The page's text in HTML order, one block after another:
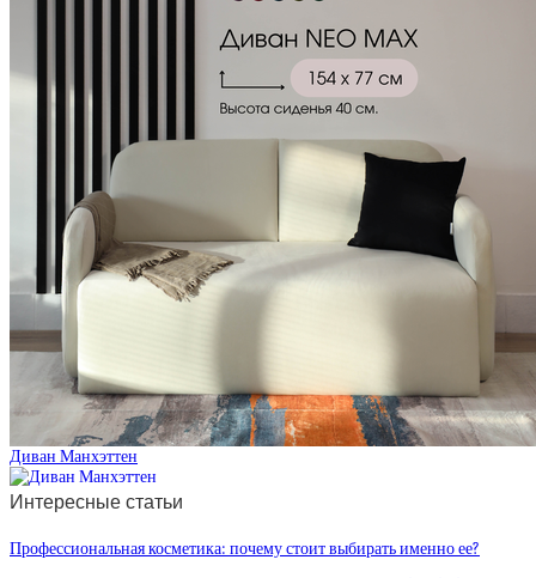
Диван Манхэттен
Интересные статьи
Профессиональная косметика: почему стоит выбирать именно ее?